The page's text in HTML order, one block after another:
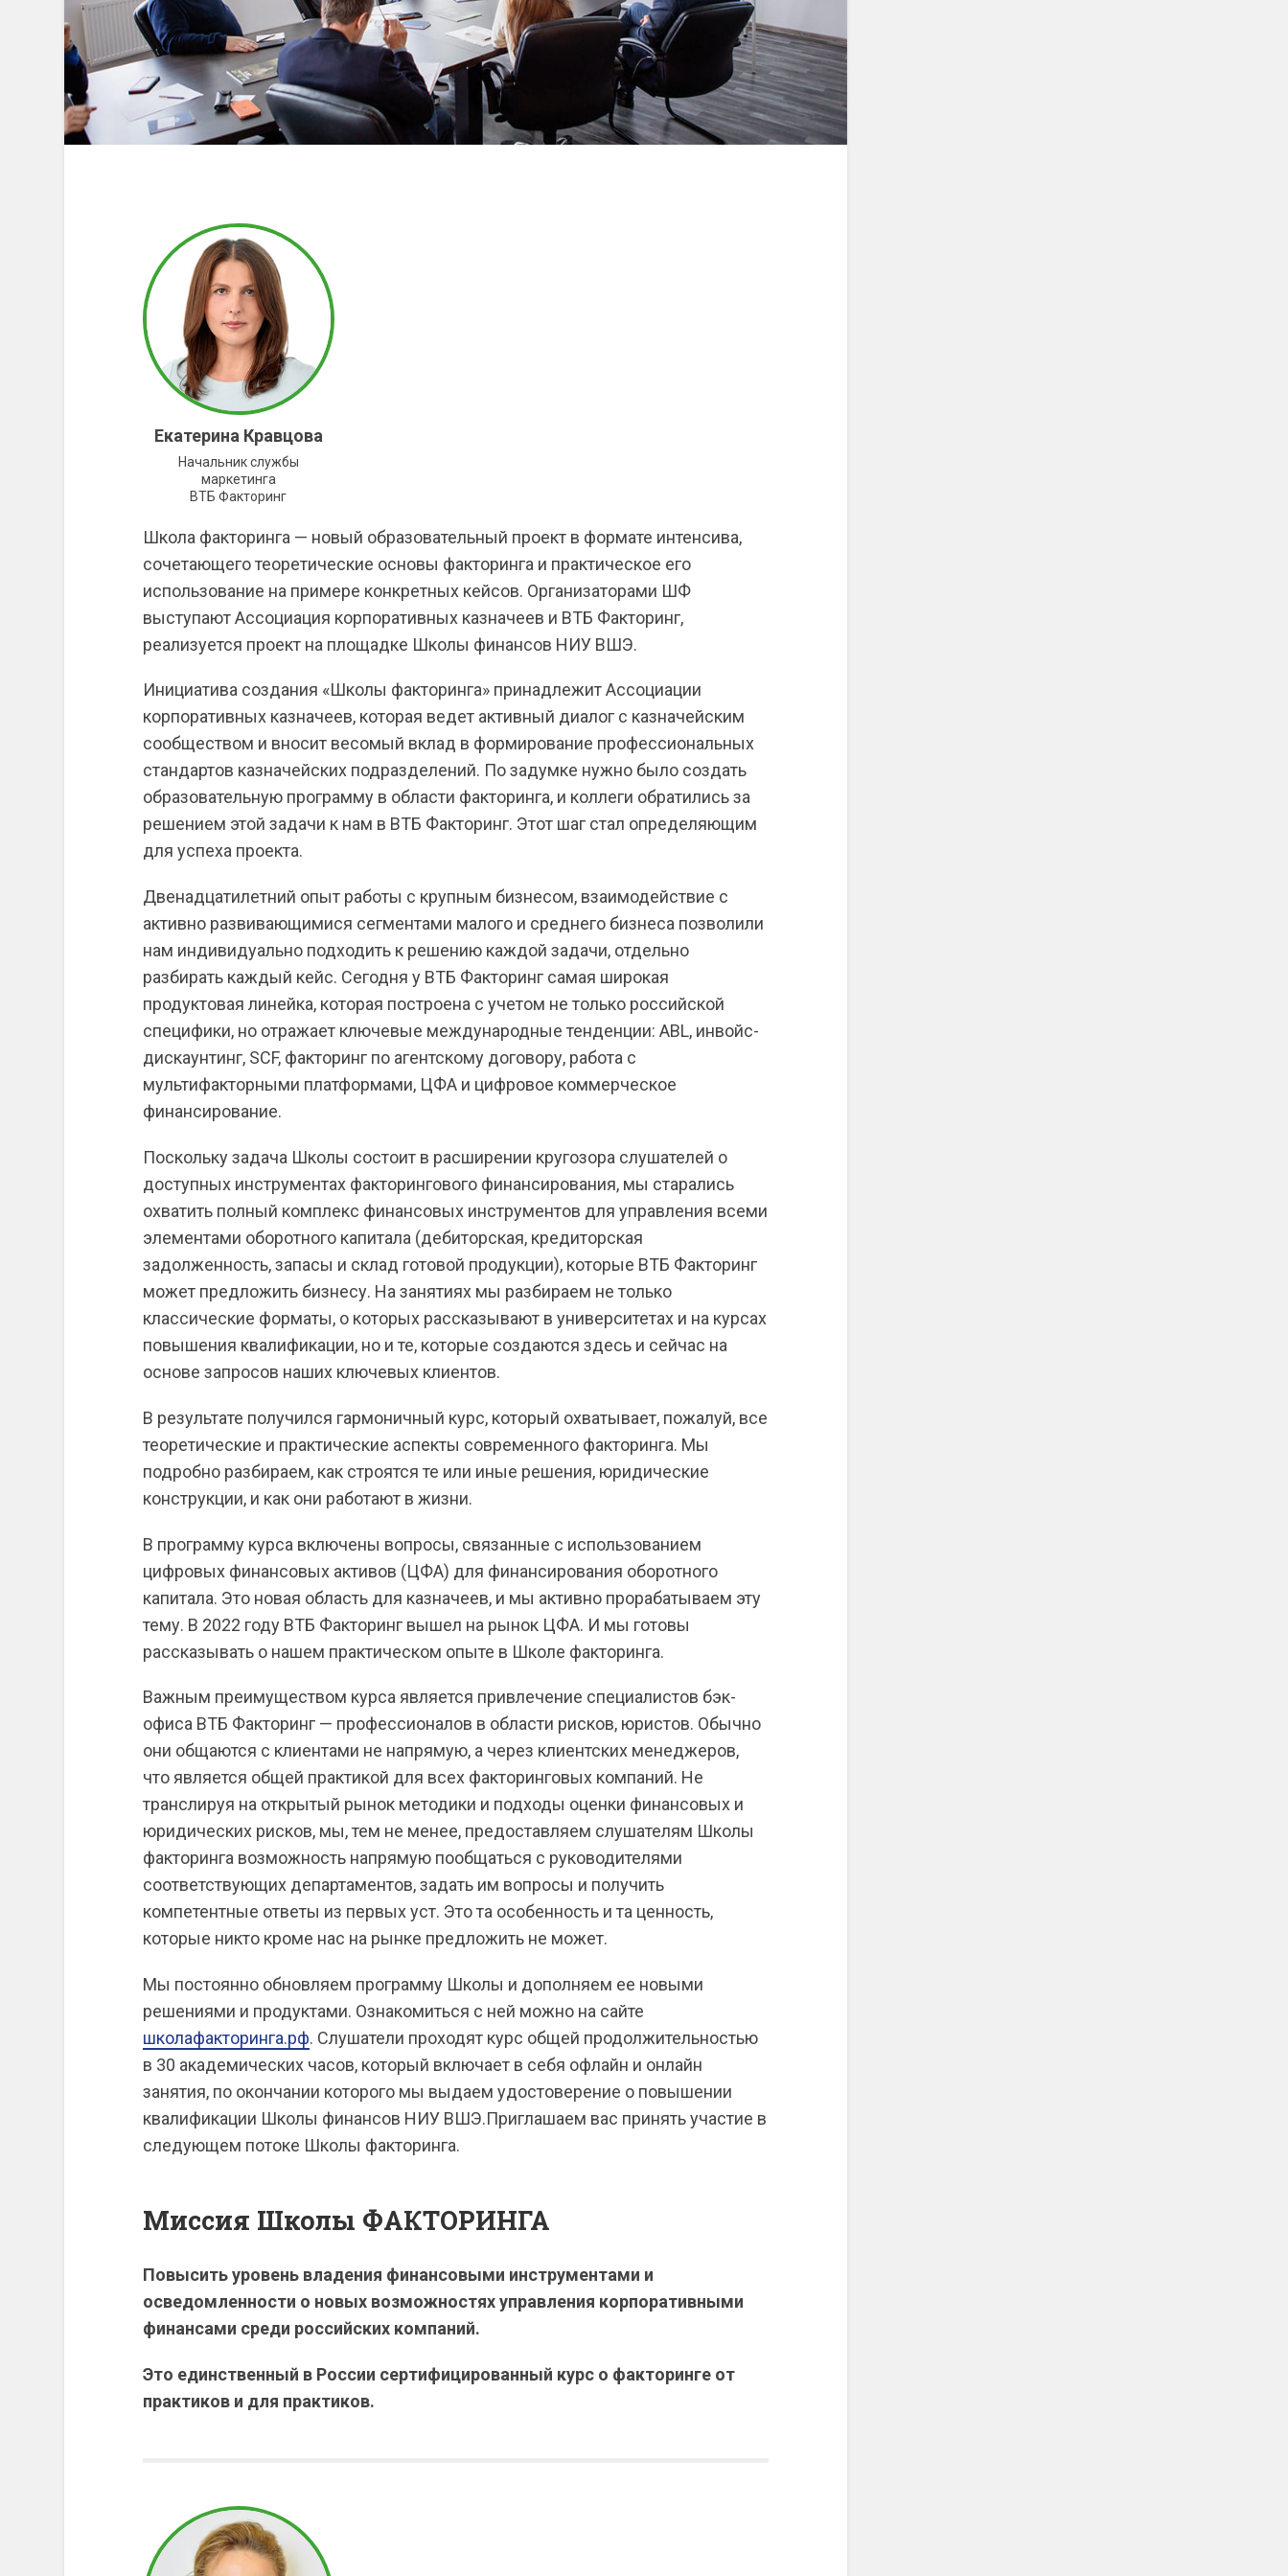
Екатерина Кравцова
Начальник службы
маркетинга
ВТБ Факторинг
Школа факторинга — новый образовательный проект в формате интенсива,
сочетающего теоретические основы факторинга и практическое его
использование на примере конкретных кейсов. Организаторами ШФ
выступают Ассоциация корпоративных казначеев и ВТБ Факторинг,
реализуется проект на площадке Школы финансов НИУ ВШЭ.
Инициатива создания «Школы факторинга» принадлежит Ассоциации
корпоративных казначеев, которая ведет активный диалог с казначейским
сообществом и вносит весомый вклад в формирование профессиональных
стандартов казначейских подразделений. По задумке нужно было создать
образовательную программу в области факторинга, и коллеги обратились за
решением этой задачи к нам в ВТБ Факторинг. Этот шаг стал определяющим
для успеха проекта.
Двенадцатилетний опыт работы с крупным бизнесом, взаимодействие с
активно развивающимися сегментами малого и среднего бизнеса позволили
нам индивидуально подходить к решению каждой задачи, отдельно
разбирать каждый кейс. Сегодня у ВТБ Факторинг самая широкая
продуктовая линейка, которая построена с учетом не только российской
специфики, но отражает ключевые международные тенденции: ABL, инвойс-
дискаунтинг, SCF, факторинг по агентскому договору, работа с
мультифакторными платформами, ЦФА и цифровое коммерческое
финансирование.
Поскольку задача Школы состоит в расширении кругозора слушателей о
доступных инструментах факторингового финансирования, мы старались
охватить полный комплекс финансовых инструментов для управления всеми
элементами оборотного капитала (дебиторская, кредиторская
задолженность, запасы и склад готовой продукции), которые ВТБ Факторинг
может предложить бизнесу. На занятиях мы разбираем не только
классические форматы, о которых рассказывают в университетах и на курсах
повышения квалификации, но и те, которые создаются здесь и сейчас на
основе запросов наших ключевых клиентов.
В результате получился гармоничный курс, который охватывает, пожалуй, все
теоретические и практические аспекты современного факторинга. Мы
подробно разбираем, как строятся те или иные решения, юридические
конструкции, и как они работают в жизни.
В программу курса включены вопросы, связанные с использованием
цифровых финансовых активов (ЦФА) для финансирования оборотного
капитала. Это новая область для казначеев, и мы активно прорабатываем эту
тему. В 2022 году ВТБ Факторинг вышел на рынок ЦФА. И мы готовы
рассказывать о нашем практическом опыте в Школе факторинга.
Важным преимуществом курса является привлечение специалистов бэк-
офиса ВТБ Факторинг — профессионалов в области рисков, юристов. Обычно
они общаются с клиентами не напрямую, а через клиентских менеджеров,
что является общей практикой для всех факторинговых компаний. Не
транслируя на открытый рынок методики и подходы оценки финансовых и
юридических рисков, мы, тем не менее, предоставляем слушателям Школы
факторинга возможность напрямую пообщаться с руководителями
соответствующих департаментов, задать им вопросы и получить
компетентные ответы из первых уст. Это та особенность и та ценность,
которые никто кроме нас на рынке предложить не может.
Мы постоянно обновляем программу Школы и дополняем ее новыми
решениями и продуктами. Ознакомиться с ней можно на сайте
школафакторинга.рф. Слушатели проходят курс общей продолжительностью
в 30 академических часов, который включает в себя офлайн и онлайн
занятия, по окончании которого мы выдаем удостоверение о повышении
квалификации Школы финансов НИУ ВШЭ.Приглашаем вас принять участие в
следующем потоке Школы факторинга.
Миссия Школы ФАКТОРИНГА
Повысить уровень владения финансовыми инструментами и
осведомленности о новых возможностях управления корпоративными
финансами среди российских компаний.
Это единственный в России сертифицированный курс о факторинге от
практиков и для практиков.